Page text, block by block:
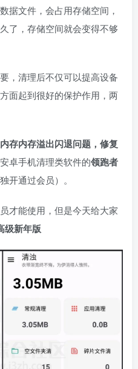
据文件，会占用存储空间，
了，存储空间就会变得不够
，清理后不仅可以提高设备
面起到很好的保护作用，两
存内存溢出闪退问题，修复
卓手机清理类软件的领跑者
开通过会员）。
才能使用，但是今天给大家
级新年版